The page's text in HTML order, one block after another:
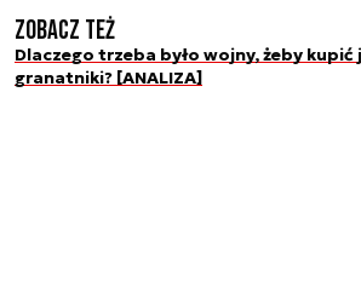
Zobacz też
Dlaczego trzeba było wojny, żeby
granatniki? [ANALIZA]